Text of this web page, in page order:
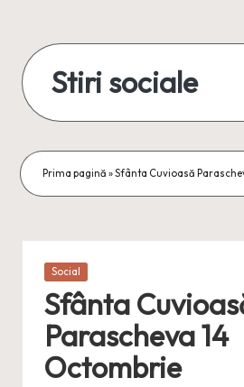
content
Stiri sociale
conexiuni
reale
Prima pagină »Sfânta Cuvioasă
Posted
Social
Sfânta
Parascheva 14
Octombrie